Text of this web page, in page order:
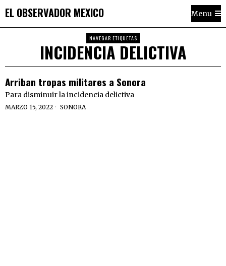
EL OBSERVADOR MEXICO Menu
NAVEGAR ETIQUETAS
INCIDENCIA DELICTIVA
Arriban tropas militares a Sonora
Para disminuir la incidencia delictiva
MARZO 15, 2022 SONORA